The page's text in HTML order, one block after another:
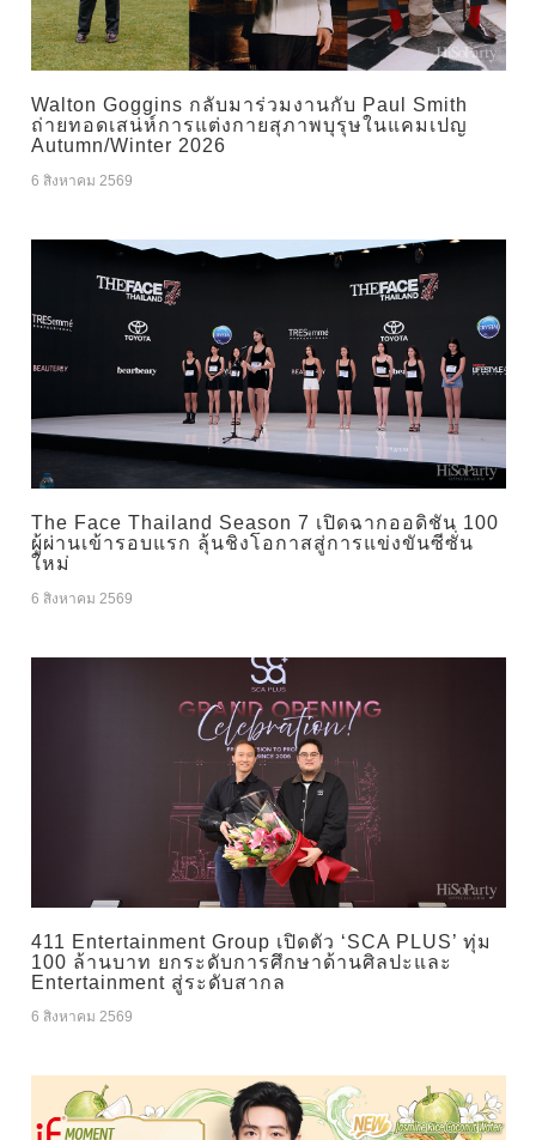
Walton Goggins กลับมาร่วมงานกับ Paul Smith
ถ่ายทอดเสน่ห์การแต่งกายสุภาพบุรุษในแคมเปญ
Autumn/Winter 2026
6 สิงหาคม 2569
The Face Thailand Season 7 เปิดฉากออดิชัน 100
ผู้ผ่านเข้ารอบแรก ลุ้นชิงโอกาสสู่การแข่งขันซีซั่น
ใหม่
6 สิงหาคม 2569
411 Entertainment Group เปิดตัว ‘SCA PLUS’ ทุ่ม
100 ล้านบาท ยกระดับการศึกษาด้านศิลปะและ
Entertainment สู่ระดับสากล
6 สิงหาคม 2569